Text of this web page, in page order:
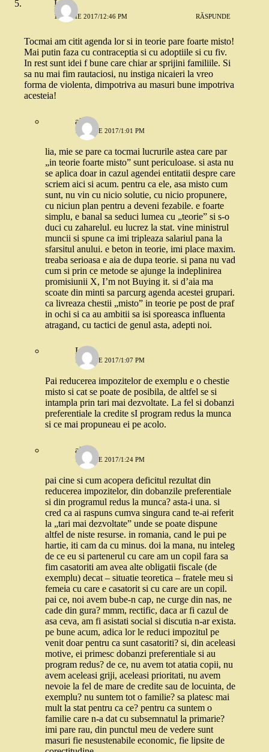
Lia
14 IUNIE 2017/12:46 PM RĂSPUNDE
Tocmai am citit agenda lor si in teorie pare foarte misto!
Mai putin faza cu contraceptia si cu adoptiile si cu fiv.
In rest sunt idei f bune care chiar ar sprijini familiile. Si
sa nu mai fim rautaciosi, nu instiga nicaieri la vreo
forma de violenta, dimpotriva au masuri bune impotriva
acesteia!
alexa
14 IUNIE 2017/1:01 PM
lia, mie se pare ca tocmai lucrurile astea care par
„in teorie foarte misto” sunt periculoase. si asta nu
se aplica doar in cazul agendei entitatii despre care
scriem aici si acum. pentru ca ele, asa misto cum
sunt, nu vin cu nicio solutie, cu nicio propunere,
cu niciun plan pentru a deveni fezabile. e foarte
simplu, e banal sa seduci lumea cu „teorie” si s-o
duci cu zaharelul. eu lucrez la stat. vine ministrul
muncii si spune ca imi tripleaza salariul pana la
sfarsitul anului. e beton in teorie, imi place maxim.
treaba serioasa e aia de dupa teorie. si pana nu vad
cum si prin ce metode se ajunge la indeplinirea
promisiunii X, I’m not Buying it. si d’aia ma
scoate din minti sa parcurg agenda acestei grupari.
ca livreaza chestii „misto” in teorie pe post de praf
in ochi si ca au ambitii sa isi sporeasca influenta
atragand, cu tactici de genul asta, adepti noi.
Lia
14 IUNIE 2017/1:07 PM
Pai reducerea impozitelor de exemplu e o chestie
misto si cat se poate de posibila, de altfel se si
intampla prin tari mai dezvoltate. La fel si dobanzi
preferentiale la credite sI program redus la munca
si ce mai propuneau ei pe acolo.
alexa
14 IUNIE 2017/1:24 PM
pai cine si cum acopera deficitul rezultat din
reducerea impozitelor, din dobanzile preferentiale
si din programul redus la munca? asta-i una. si
cred ca ai raspuns cumva singura cand te-ai referit
la „tari mai dezvoltate” unde se poate dispune
altfel de niste resurse. in romania, cand le pui pe
hartie, iti cam da cu minus. doi la mana, nu inteleg
de ce eu si partenerul cu care am un copil fara sa
fim casatoriti am avea alte obligatii fiscale (de
exemplu) decat – situatie teoretica – fratele meu si
femeia cu care e casatorit si cu care are un copil.
pai ce, noi avem bube-n cap, ne curge din nas, ne
cade din gura? mmm, rectific, daca ar fi cazul de
asa ceva, am fi asistati social si discutia n-ar exista.
pe bune acum, adica lor le reduci impozitul pe
venit doar pentru ca sunt casatoriti? si, din aceleasi
motive, ei primesc dobanzi preferentiale si au
program redus? de ce, nu avem tot atatia copii, nu
avem aceleasi griji, aceleasi prioritati, nu avem
nevoie la fel de mare de credite sau de locuinta, de
exemplu? nu suntem tot o familie? sa platesc mai
mult la stat pentru ca ce? pentru ca suntem o
familie care n-a dat cu subsemnatul la primarie?
imi pare rau, din punctul meu de vedere sunt
masuri fie nesustenabile economic, fie lipsite de